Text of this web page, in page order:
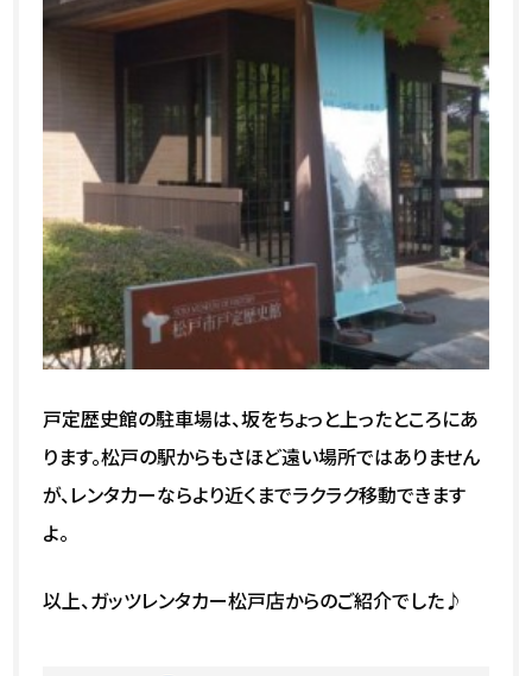
戸定歴史館の駐車場は、坂をちょっと上ったところにあ
ります。松戸の駅からもさほど遠い場所ではありません
が、レンタカーならより近くまでラクラク移動できます
よ。
以上、ガッツレンタカー松戸店からのご紹介でした♪